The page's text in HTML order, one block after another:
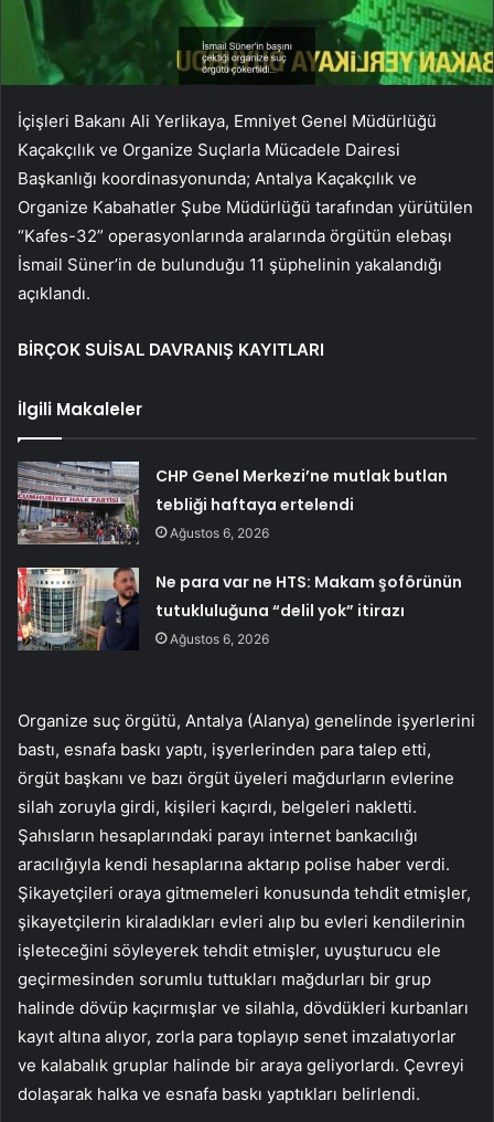
İçişleri Bakanı Ali Yerlikaya, Emniyet Genel Müdürlüğü
Kaçakçılık ve Organize Suçlarla Mücadele Dairesi
Başkanlığı koordinasyonunda; Antalya Kaçakçılık ve
Organize Kabahatler Şube Müdürlüğü tarafından yürütülen
“Kafes-32” operasyonlarında aralarında örgütün elebaşı
İsmail Süner’in de bulunduğu 11 şüphelinin yakalandığı
açıklandı.
BİRÇOK SUİSAL DAVRANIŞ KAYITLARI
İlgili Makaleler
CHP Genel Merkezi’ne mutlak butlan
tebliği haftaya ertelendi
Ağustos 6, 2026
Ne para var ne HTS: Makam şoförünün
tutukluluğuna “delil yok” itirazı
Ağustos 6, 2026
Organize suç örgütü, Antalya (Alanya) genelinde işyerlerini
bastı, esnafa baskı yaptı, işyerlerinden para talep etti,
örgüt başkanı ve bazı örgüt üyeleri mağdurların evlerine
silah zoruyla girdi, kişileri kaçırdı, belgeleri nakletti.
Şahısların hesaplarındaki parayı internet bankacılığı
aracılığıyla kendi hesaplarına aktarıp polise haber verdi.
Şikayetçileri oraya gitmemeleri konusunda tehdit etmişler,
şikayetçilerin kiraladıkları evleri alıp bu evleri kendilerinin
işleteceğini söyleyerek tehdit etmişler, uyuşturucu ele
geçirmesinden sorumlu tuttukları mağdurları bir grup
halinde dövüp kaçırmışlar ve silahla, dövdükleri kurbanları
kayıt altına alıyor, zorla para toplayıp senet imzalatıyorlar
ve kalabalık gruplar halinde bir araya geliyorlardı. Çevreyi
dolaşarak halka ve esnafa baskı yaptıkları belirlendi.